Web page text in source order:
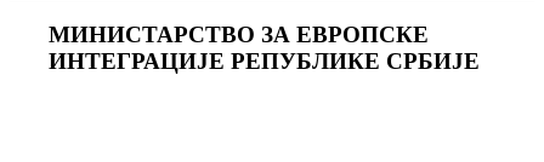
МИНИСТАРСТВО ЗА ЕВРОПСКЕ
ИНТЕГРАЦИЈЕ РЕПУБЛИКЕ СРБИЈЕ